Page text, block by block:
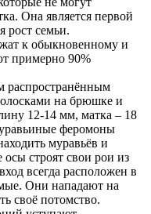
Она является первой
рост семьи.
к обыкновенному и
примерно 90%
распространённым
на брюшке и
12-14 мм, матка – 18
феромоны
муравьёв и
строят свои рои из
всегда расположен в
Они нападают на
своё потомство.